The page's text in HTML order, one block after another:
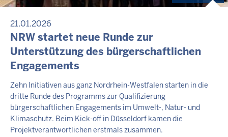
21.01.2026
NRW startet neue Runde zur
Unterstützung des bürgerschaftlichen
Engagements
Zehn Initiativen aus ganz Nordrhein-Westfalen starten in die
dritte Runde des Programms zur Qualifizierung
bürgerschaftlichen Engagements im Umwelt-, Natur- und
Klimaschutz. Beim Kick-off in Düsseldorf kamen die
Projektverantwortlichen erstmals zusammen.